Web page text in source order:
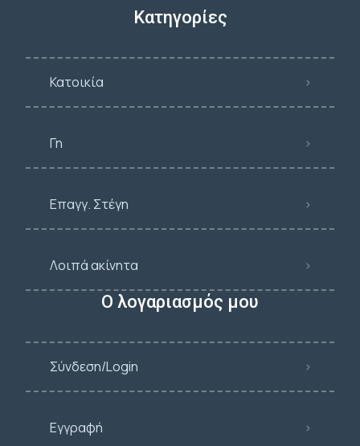
Κατηγορίες
Κατοικία
Γη
Επαγγ. Στέγη
Λοιπά ακίνητα
Ο λογαριασμός μου
Σύνδεση/Login
Εγγραφή